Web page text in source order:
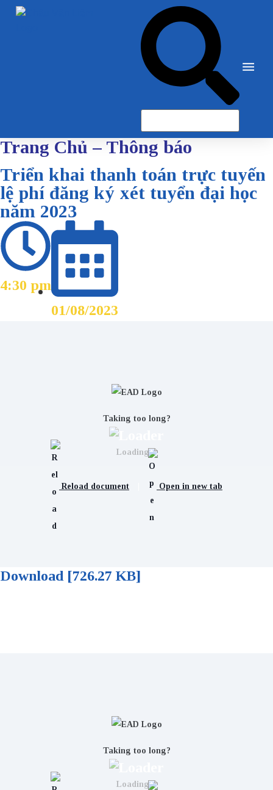
Trang Chủ – Thông báo
Triển khai thanh toán trực tuyến
lệ phí đăng ký xét tuyển đại học
năm 2023
4:30 pm
01/08/2023
Loading...
Taking too long?
Reload document Open in new tab
Download [726.27 KB]
Loading...
Taking too long?